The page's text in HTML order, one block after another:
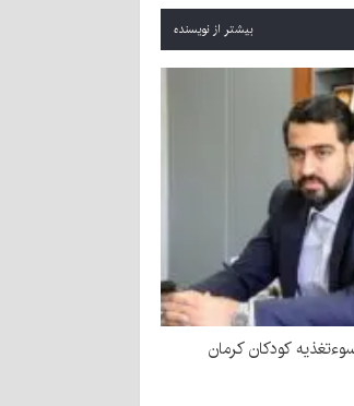
بیشتر از نویسنده
کودکان کرمان